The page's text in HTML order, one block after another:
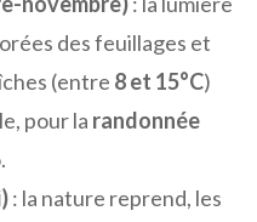
des feuillages et
(entre 8 et 15°C)
pour la randonnée
: la nature reprend, les